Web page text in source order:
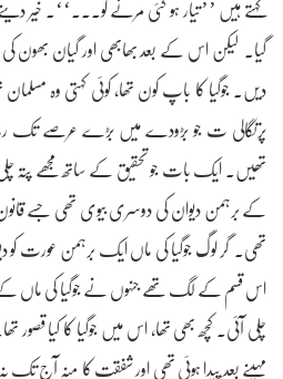
کہتے ہیں ’’تیار ہو گئی مرنے کو۔۔۔‘‘۔ خیر
گیا۔ لیکن اس کے بعد بھابھی اور گیان بھون
دیں۔ جوگیا کا باپ کون تھا، کوئی کہتی وہ مسلمان
پرتگالی ت جو بڑودے میں بڑے عرصے تک رہا
تھیں۔ ایک بات جو تحقیق کے ساتھ مجھے پتہ چلی
کے برہمن دیوان کی دوسری بیوی تھی جسے قانون
تھی۔ گر لوگ جوگیا کی ماں ایک برہمن عورت کو
اس قسم کے لگ تھے جنہوں نے جوگیا کی ماں کے
چلی آئی۔ کچھ بھی تھا، اس میں جوگیا کا کیا
مہینے بعد پیدا ہوئی تھی اور شفقت کا منہ آج